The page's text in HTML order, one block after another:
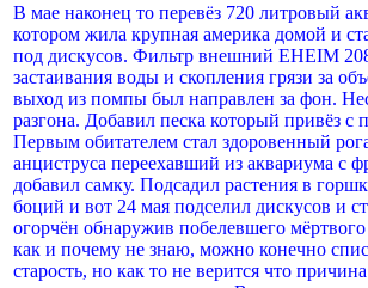
В мае наконец то перевёз 720 литровый
котором жила крупная америка домой и
под дискусов. Фильтр внешний EHEIM
застаивания воды и скопления грязи за
выход из помпы был направлен за фон.
разгона. Добавил песка который привёз с
Первым обитателем стал здоровенный
анциструса переехавший из аквариума с
добавил самку. Подсадил растения в
боций и вот 24 мая подселил дискусов и
огорчён обнаружив побелевшего
как и почему не знаю, можно конечно
старость, но как то не верится что